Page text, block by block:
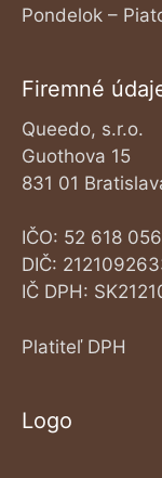
Pondelok –
Firemné
Queedo, s.r.o.
Guothova 15
831 01
IČO: 52 618 056
DIČ:
IČ DPH:
Platiteľ DPH
Logo